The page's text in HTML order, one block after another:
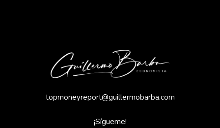
topmoneyreport@guillermobarba.com
¡Sígueme!